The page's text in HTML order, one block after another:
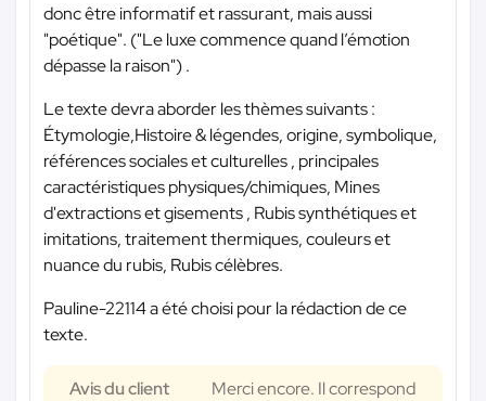
donc être informatif et rassurant, mais aussi
"poétique". ("Le luxe commence quand l’émotion
dépasse la raison") .
Le texte devra aborder les thèmes suivants :
Étymologie,Histoire & légendes, origine, symbolique,
références sociales et culturelles , principales
caractéristiques physiques/chimiques, Mines
d'extractions et gisements , Rubis synthétiques et
imitations, traitement thermiques, couleurs et
nuance du rubis, Rubis célèbres.
Pauline-22114 a été choisi pour la rédaction de ce
texte.
Avis du client
Merci encore. Il correspond